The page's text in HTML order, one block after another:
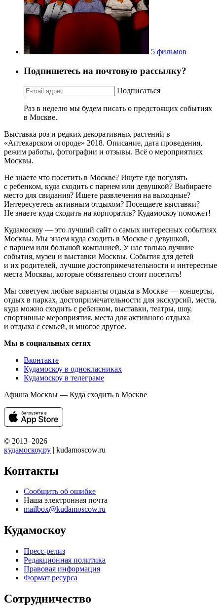
5 фильмов
Подпишетесь на почтовую рассылку?
Подписаться
Раз в неделю мы будем писать о предстоящих событиях
в Москве.
Выставка роз и редких декоративных растений в
«Аптекарском огороде» 2018. Описание, дата проведения,
режим работы, фотографии и отзывы. Всё о мероприятиях
Москвы.
Не знаете что посетить в Москве? Ищете где погулять
с ребенком, куда сходить с парнем или девушкой? Выбираете
место для свидания? Ищете развлечения на выходные?
Интересуетесь активным отдыхом? Посещаете выставки?
Не знаете куда сходить на корпоратив? Кудамоскоу поможет!
Кудамоскоу — это лучший сайт о самых интересных событиях
Москвы. Мы знаем куда сходить в Москве с девушкой,
с парнем или большой компанией. У нас только лучшие
события, музеи и выставки Москвы. События для детей
и их родителей, лучшие достопримечательности и интересные
места Москвы, которые обязательно стоит посетить!
Мы советуем любые варианты отдыха в Москве — концерты,
отдых в парках, достопримечательности для экскурсий, места,
куда можно сходить с ребенком, выставки, театры, шоу,
спортивные мероприятия, места для активного отдыха
и отдыха с семьей, и многое другое.
Мы в социальных сетях
Вконтакте
Кудамоскоу в однокласниках
Кудамоскоу в телеграме
Афиша Москвы — Куда сходить в Москве
© 2013–2026
кудамоскоу.ру | kudamoscow.ru
Контакты
Сообщить об ошибке
Наша электронная почта
mailbox@kudamoscow.ru
Кудамоскоу
Пресс-релиз
Редакционная политика
Правовая информация
Формат ресурса
Сотрудничество